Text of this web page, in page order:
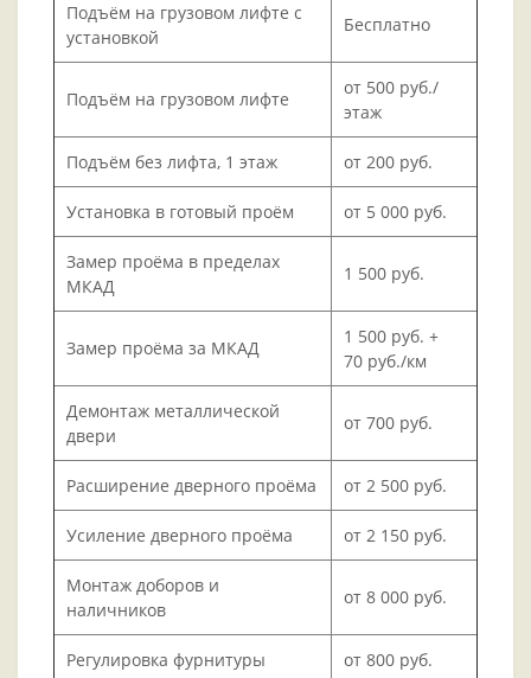
Подъём на грузовом лифте с
установкой
Бесплатно
Подъём на грузовом лифте
от 500 руб./
этаж
Подъём без лифта, 1 этаж от 200 руб.
Установка в готовый проём от 5 000 руб.
Замер проёма в пределах
МКАД
1 500 руб.
Замер проёма за МКАД
1 500 руб. +
70 руб./км
Демонтаж металлической
двери
от 700 руб.
Расширение дверного проёма от 2 500 руб.
Усиление дверного проёма от 2 150 руб.
Монтаж доборов и
наличников
от 8 000 руб.
Регулировка фурнитуры от 800 руб.